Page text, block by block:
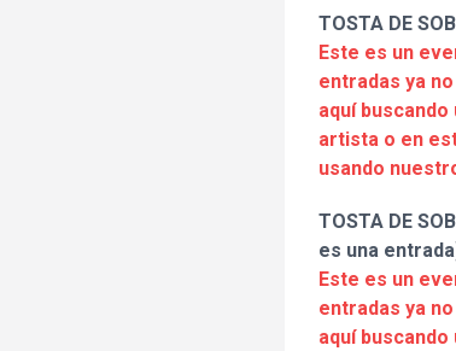
TOSTA DE
Este es un
entradas ya
aquí
artista o en
usando
TOSTA DE
es una
Este es un
entradas ya
aquí